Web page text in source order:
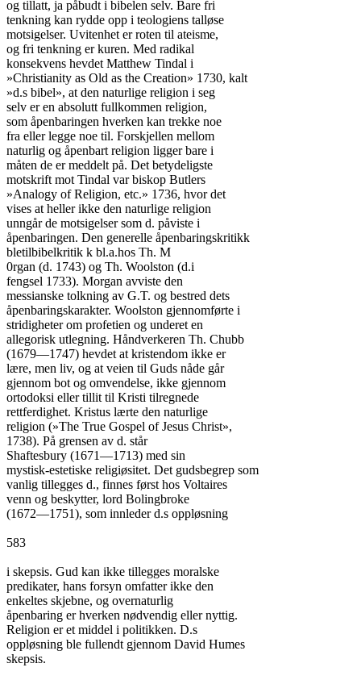
og tillatt, ja påbudt i bibelen selv. Bare fri
tenkning kan rydde opp i teologiens talløse
motsigelser. Uvitenhet er roten til ateisme,
og fri tenkning er kuren. Med radikal
konsekvens hevdet Matthew Tindal i
»Christianity as Old as the Creation» 1730, kalt
»d.s bibel», at den naturlige religion i seg
selv er en absolutt fullkommen religion,
som åpenbaringen hverken kan trekke noe
fra eller legge noe til. Forskjellen mellom
naturlig og åpenbart religion ligger bare i
måten de er meddelt på. Det betydeligste
motskrift mot Tindal var biskop Butlers
»Analogy of Religion, etc.» 1736, hvor det
vises at heller ikke den naturlige religion
unngår de motsigelser som d. påviste i
åpenbaringen. Den generelle åpenbaringskritikk
bletilbibelkritik k bl.a.hos Th. M
0rgan (d. 1743) og Th. Woolston (d.i
fengsel 1733). Morgan avviste den
messianske tolkning av G.T. og bestred dets
åpenbaringskarakter. Woolston gjennomførte i
stridigheter om profetien og underet en
allegorisk utlegning. Håndverkeren Th. Chubb
(1679—1747) hevdet at kristendom ikke er
lære, men liv, og at veien til Guds nåde går
gjennom bot og omvendelse, ikke gjennom
ortodoksi eller tillit til Kristi tilregnede
rettferdighet. Kristus lærte den naturlige
religion (»The True Gospel of Jesus Christ»,
1738). På grensen av d. står
Shaftesbury (1671—1713) med sin
mystisk-estetiske religiøsitet. Det gudsbegrep som
vanlig tillegges d., finnes først hos Voltaires
venn og beskytter, lord Bolingbroke
(1672—1751), som innleder d.s oppløsning
583
i skepsis. Gud kan ikke tillegges moralske
predikater, hans forsyn omfatter ikke den
enkeltes skjebne, og overnaturlig
åpenbaring er hverken nødvendig eller nyttig.
Religion er et middel i politikken. D.s
oppløsning ble fullendt gjennom David Humes
skepsis.